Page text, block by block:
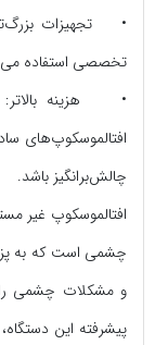
• تجهیزات بزرگ‌تر
تخصصی استفاده
• هزینه بالاتر:
افتالموسکوپ‌های
چالش‌برانگیز باشد.
افتالموسکوپ غیر
چشمی است که به
و مشکلات چشمی را
پیشرفته این